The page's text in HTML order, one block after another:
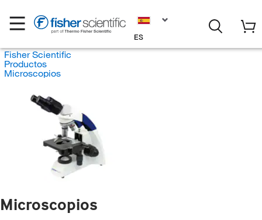
ES
Fisher Scientific
Productos
Microscopios
Microscopios